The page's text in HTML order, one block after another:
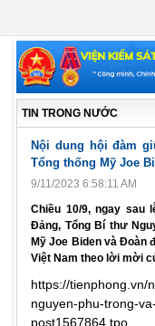
TIN TRONG NƯỚC
Nội dung hội đàm
Tổng thống Mỹ Joe
9/11/2023 6:58:11 AM
Chiều 10/9, ngay sau
Đảng, Tổng Bí thư
Mỹ Joe Biden và Đoàn
Việt Nam theo lời mời
https://tienphong.vn/
nguyen-phu-trong-
post1567864.tpo